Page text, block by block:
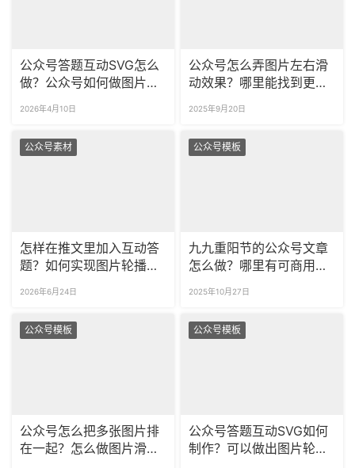
公众号答题互动SVG怎么
做？公众号如何做图片轮
2026年4月10日
公众号怎么弄图片左右滑
动效果？哪里能找到更多
2025年9月20日
公众号素材
怎样在推文里加入互动答
题？如何实现图片轮播效
2026年6月24日
公众号模板
九九重阳节的公众号文章
怎么做？哪里有可商用公
2025年10月27日
公众号模板
公众号怎么把多张图片排
在一起？怎么做图片滑动
公众号模板
公众号答题互动SVG如何
制作？可以做出图片轮播